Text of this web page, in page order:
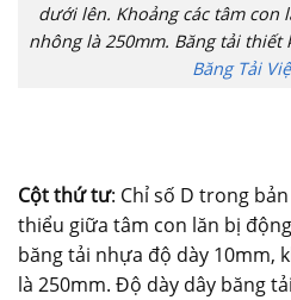
dưới lên. Khoảng các tâm con
nhông là 250mm. Băng tải
Băng Tải
Cột thứ tư: Chỉ số D trong
thiểu giữa tâm con lăn bị
băng tải nhựa độ dày 10mm,
là 250mm. Độ dày dây băng